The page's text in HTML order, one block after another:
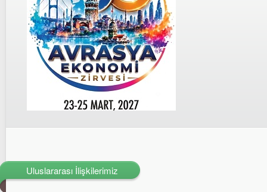
Uluslararası İlişkilerimiz